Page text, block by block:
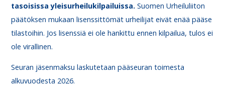
tasoisissa yleisurheilukilpailuissa.Suomen Urheiluliiton
päätöksen mukaan lisenssittömät urheilijat eivät enää pääse
tilastoihin. Jos lisenssiä ei ole hankittu ennen kilpailua, tulos ei
ole virallinen.
Seuran jäsenmaksu laskutetaan pääseuran toimesta
alkuvuodesta 2026.